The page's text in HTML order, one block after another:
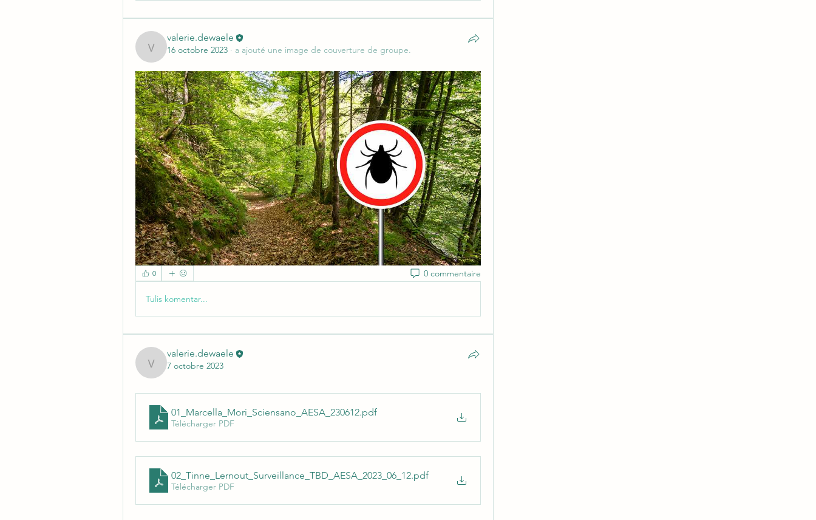
valerie.dewaele
valerie.dewaele
16 octobre 2023 · a ajouté une image de couverture de groupe.
0 0 commentaire
Tulis komentar...
valerie.dewaele
valerie.dewaele
7 octobre 2023
01_Marcella_Mori_Sciensano_AESA_230612.pdf
Télécharger PDF
02_Tinne_Lernout_Surveillance_TBD_AESA_2023_06_12.pdf
Télécharger PDF